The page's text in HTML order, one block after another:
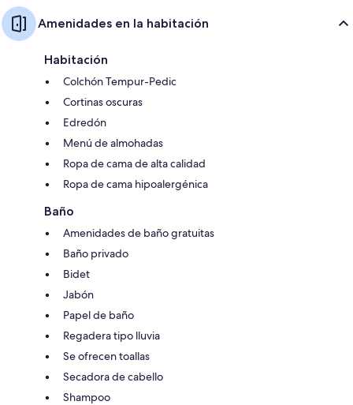
Amenidades en la habitación
Habitación
Colchón Tempur-Pedic
Cortinas oscuras
Edredón
Menú de almohadas
Ropa de cama de alta calidad
Ropa de cama hipoalergénica
Baño
Amenidades de baño gratuitas
Baño privado
Bidet
Jabón
Papel de baño
Regadera tipo lluvia
Se ofrecen toallas
Secadora de cabello
Shampoo